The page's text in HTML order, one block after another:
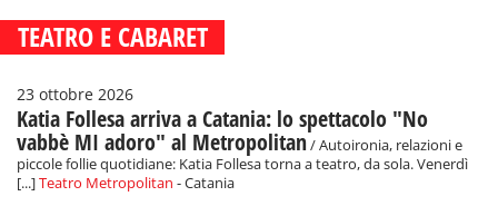
TEATRO E CABARET
23 ottobre 2026
Katia Follesa arriva a Catania: lo spettacolo "No
vabbè MI adoro" al Metropolitan/ Autoironia, relazioni e
piccole follie quotidiane: Katia Follesa torna a teatro, da sola. Venerdì
[...]Teatro Metropolitan - Catania